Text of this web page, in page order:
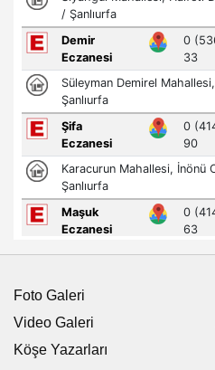
Foto Galeri
Video Galeri
Köşe Yazarları